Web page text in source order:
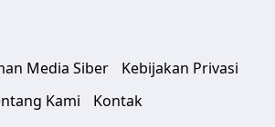
Media Siber
Kebijakan Privasi
Kami
Kontak